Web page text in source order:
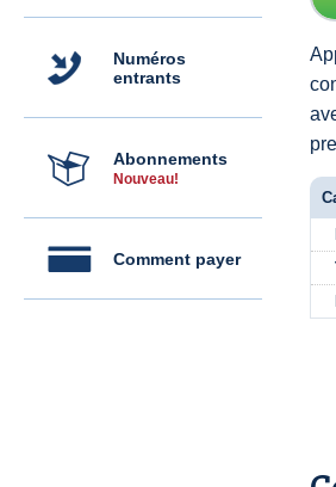
Numéros
entrants
Abonnements
Nouveau!
Comment payer